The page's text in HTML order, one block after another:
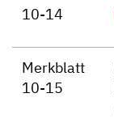
10-14
Merkblatt
10-15